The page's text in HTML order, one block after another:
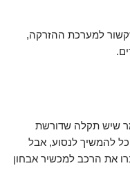
שקשור למערכת ההזרקה,
שיש תקלה שדורשת
להמשיך לנסוע, אבל
את הרכב למכשיר אבחון